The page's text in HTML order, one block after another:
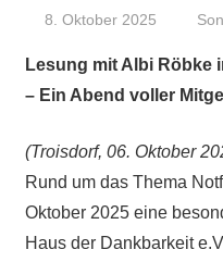
8. Oktober 2025
Lesung mit Albi Röbke
– Ein Abend voller
(Troisdorf, 06. Oktober
Rund um das Thema
Oktober 2025 eine
Haus der Dankbarkeit